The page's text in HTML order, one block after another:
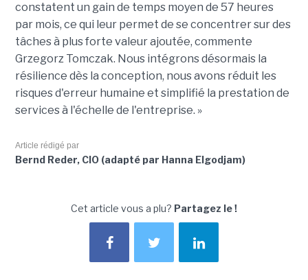
constatent un gain de temps moyen de 57 heures
par mois, ce qui leur permet de se concentrer sur des
tâches à plus forte valeur ajoutée, commente
Grzegorz Tomczak. Nous intégrons désormais la
résilience dès la conception, nous avons réduit les
risques d'erreur humaine et simplifié la prestation de
services à l'échelle de l'entreprise. »
Article rédigé par
Bernd Reder, CIO (adapté par Hanna Elgodjam)
Cet article vous a plu? Partagez le !